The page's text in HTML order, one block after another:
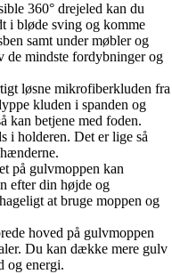
360° drejeled kan du
i bløde sving og komme
samt under møbler og
de mindste fordybninger og
løsne mikrofiberkluden fra
kluden i spanden og
kan betjene med foden.
i holderen. Det er lige så
på gulvmoppen kan
efter din højde og
at bruge moppen og
hoved på gulvmoppen
Du kan dække mere gulv
og energi.